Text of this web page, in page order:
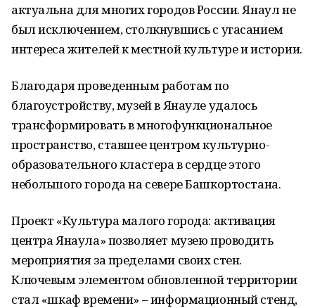
актуальна для многих городов России. Янаул не
был исключением, столкнувшись с угасанием
интереса жителей к местной культуре и истории.
Благодаря проведенным работам по
благоустройству, музей в Янауле удалось
трансформировать в многофункциональное
пространство, ставшее центром культурно-
образовательного кластера в сердце этого
небольшого города на севере Башкортостана.
Проект «Культура малого города: активация
центра Янаула» позволяет музею проводить
мероприятия за пределами своих стен.
Ключевым элементом обновленной территории
стал «шкаф времени» – информационный стенд,